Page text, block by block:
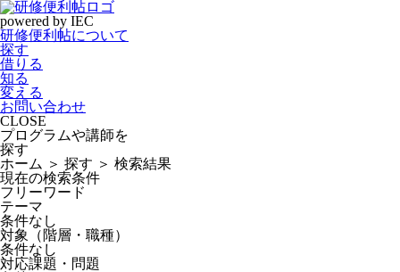
powered by IEC
研修便利帖について
探す
借りる
知る
変える
お問い合わせ
CLOSE
プログラムや講師を
探す
ホーム ＞ 探す ＞ 検索結果
現在の検索条件
フリーワード
テーマ
条件なし
対象（階層・職種）
条件なし
対応課題・問題